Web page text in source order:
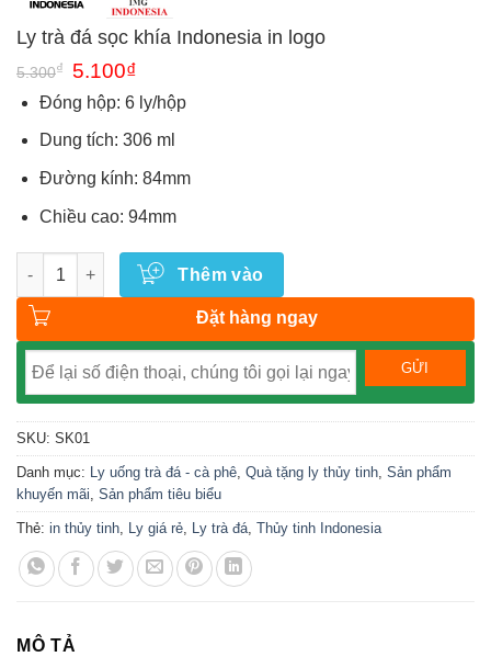
Ly trà đá sọc khía Indonesia in logo
5.300₫
Giá
gốc
là:
5.300₫.
5.100₫
tại
là:
Đóng hộp: 6 ly/hộp
Dung tích: 306 ml
Đường kính: 84mm
Chiều cao: 94mm
Số lượng
Thêm vào
Đặt hàng ngay
SKU: SK01
Danh mục: Ly uống trà đá - cà phê, Quà tặng ly thủy tinh, Sản phẩm
khuyến mãi, Sản phẩm tiêu biểu
Thẻ: in thủy tinh, Ly giá rẻ, Ly trà đá, Thủy tinh Indonesia
MÔ TẢ